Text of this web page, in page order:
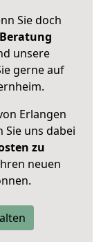
Sie doch
unsere
gerne auf
Erlangen
Sie uns dabei
zu
neuen